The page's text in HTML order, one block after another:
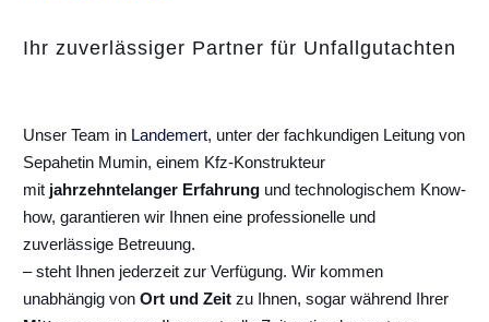
Ihr zuverlässiger Partner für Unfallgutachten
Unser Team in Landemert, unter der fachkundigen Leitung von
Sepahetin Mumin, einem Kfz-Konstrukteur
mit jahrzehntelanger Erfahrung und technologischem Know-
how, garantieren wir Ihnen eine professionelle und
zuverlässige Betreuung.
– steht Ihnen jederzeit zur Verfügung. Wir kommen
unabhängig von Ort und Zeit zu Ihnen, sogar während Ihrer